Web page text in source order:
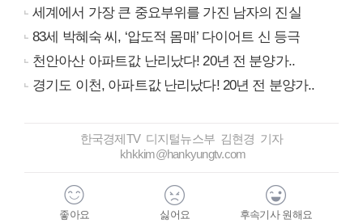
세계에서 가장 큰 중요부위를 가진 남자의 진실
83세 박혜숙 씨, ‘압도적 몸매’ 다이어트 신 등극
천안아산 아파트값 난리났다! 20년 전 분양가..
경기도 이천, 아파트값 난리났다! 20년 전 분양가..
한국경제TV 디지털뉴스부 김현경 기자
khkkim@hankyungtv.com
좋아요
싫어요
후속기사 원해요